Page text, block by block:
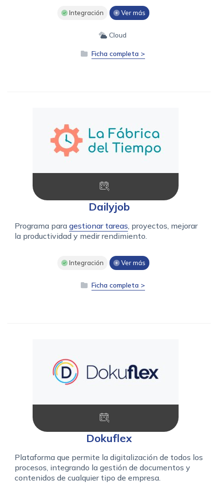
Integración Ver más
Cloud
Ficha completa >
Dailyjob
Programa para gestionar tareas , proyectos, mejorar
la productividad y medir rendimiento.
Integración Ver más
Ficha completa >
Dokuflex
Plataforma que permite la digitalización de todos los
procesos, integrando la gestión de documentos y
contenidos de cualquier tipo de empresa.